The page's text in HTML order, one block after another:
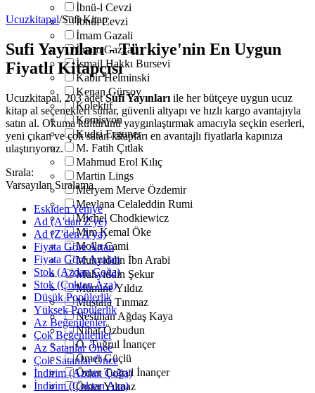
İbnü-l Cevzi
İbnül Cevzi
İmam Gazali
İmam Gazzali
İsmail Hakkı Bursevi
Kabir Helminski
Kenan Gürsoy
Kolektif
Komisyon
Kudsi Erguner
M. Fatih Çıtlak
Mahmud Erol Kılıç
Martin Lings
Meryem Merve Özdemir
Mevlana Celaleddin Rumi
Michel Chodkiewicz
Mim Kemal Öke
Molla Cami
Muhyiddin İbn Arabi
Muhyiddin Şekur
Mümine Yıldız
Mustafa Tınmaz
Neslihan Ağdaş Kaya
Nihat Özbudun
Ö. Tuğrul İnançer
Ömer Güçlü
Ömer Tuğrul İnançer
Ömer Yılmaz
Ucuzkitapal/Sufi Kitap
Sufi Yayınları - Türkiye'nin En Uygun
Fiyatlı Kitapçısı
Ucuzkitapal, 203 adetSufi Yayınları ile her bütçeye uygun ucuz
kitap al seçenekleri sunar, güvenli altyapı ve hızlı kargo avantajıyla
satın al. Okuma kültürünü yaygınlaştırmak amacıyla seçkin eserleri,
yeni çıkan ve çok satan kitapları en avantajlı fiyatlarla kapınıza
ulaştırıyoruz.
Sırala:
Varsayılan Sıralama
Eskiden Yeniye
Ad (A'dan Z'ye)
Ad (Z'den A'ya)
Fiyata Göre Artan
Fiyata Göre Azalan
Stok (Azdan Çoğa)
Stok (Çoktan Aza)
Düşük Popülerlik
Yüksek Popülerlik
Az Beğenilenler
Çok Beğenilenler
Az Satanlar Önce
Çok Satanlar Önce
İndirim (Azdan Çoğa)
İndirim (Çoktan Aza)